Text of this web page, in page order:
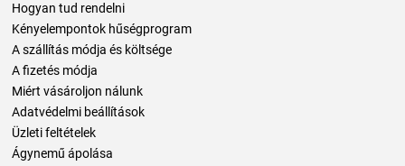
Hogyan tud rendelni
Kényelempontok hűségprogram
A szállítás módja és költsége
A fizetés módja
Miért vásároljon nálunk
Adatvédelmi beállítások
Üzleti feltételek
Ágynemű ápolása